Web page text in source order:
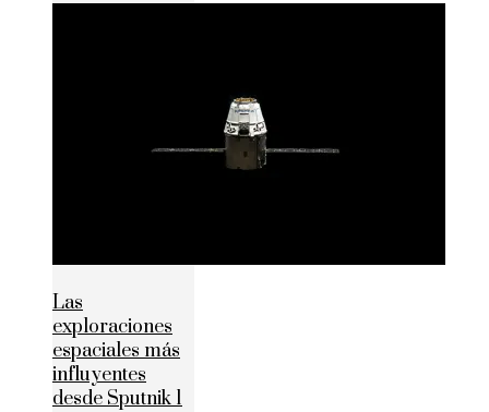
Las
exploraciones
espaciales más
influyentes
desde Sputnik 1